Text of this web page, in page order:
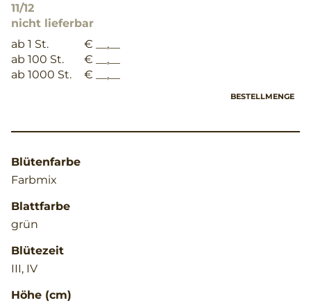
11/12
nicht lieferbar
ab 1 St.
€ __,__
ab 100 St.
€ __,__
ab 1000 St.
€ __,__
BESTELLMENGE
Blütenfarbe
Farbmix
Blattfarbe
grün
Blütezeit
III, IV
Höhe (cm)